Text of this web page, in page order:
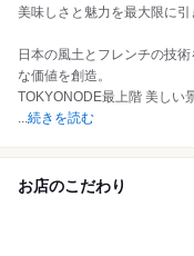
美味しさと魅力を最大限に引
日本の風土とフレンチの技
な価値を創造。
TOKYONODE最上階 美しい
...続きを読む
お店のこだわり